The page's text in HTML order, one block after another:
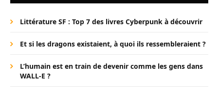
Littérature SF : Top 7 des livres Cyberpunk à découvrir
Et si les dragons existaient, à quoi ils ressembleraient ?
L’humain est en train de devenir comme les gens dans
WALL-E ?